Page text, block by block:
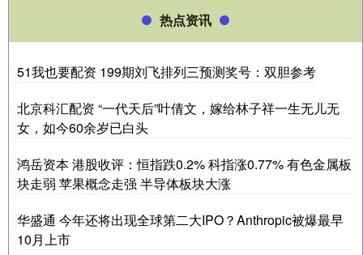
热点资讯
51我也要配资 199期刘飞排列三预测奖号：双胆参考
北京科汇配资 “一代天后”叶倩文，嫁给林子祥一生无儿无
女，如今60余岁已白头
鸿岳资本 港股收评：恒指跌0.2% 科指涨0.77% 有色金属板
块走弱 苹果概念走强 半导体板块大涨
华盛通 今年还将出现全球第二大IPO？Anthropic被爆最早
10月上市